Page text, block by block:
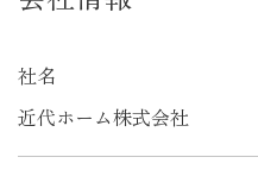
社名
近代ホーム株式会社